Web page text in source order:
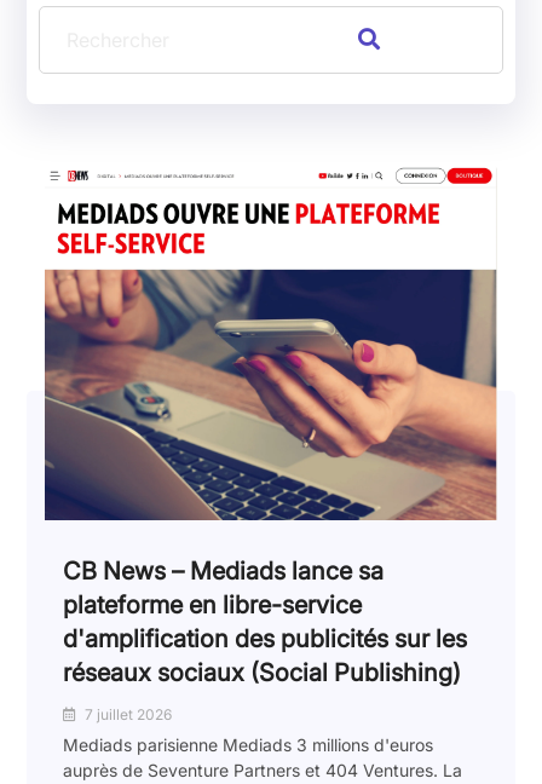
CB News – Mediads lance sa
plateforme en libre-service
d'amplification des publicités sur les
réseaux sociaux (Social Publishing)
7 juillet 2026
Mediads parisienne Mediads 3 millions d'euros
auprès de Seventure Partners et 404 Ventures. La